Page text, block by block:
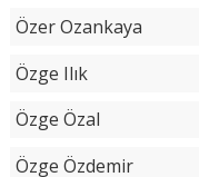
Özer Ozankaya
Özge Ilık
Özge Özal
Özge Özdemir